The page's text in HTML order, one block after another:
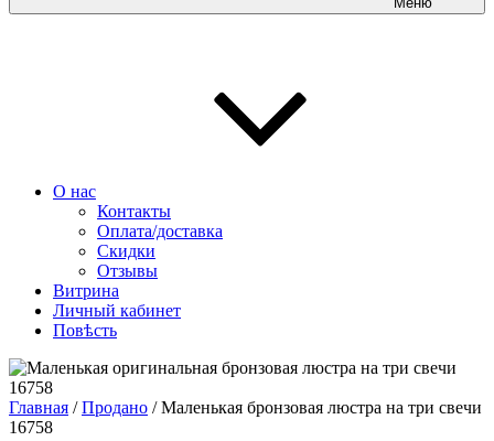
О нас
Контакты
Оплата/доставка
Скидки
Отзывы
Витрина
Личный кабинет
Повѣсть
Главная /Продано / Маленькая бронзовая люстра на три свечи
16758